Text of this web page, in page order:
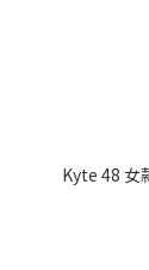
Kyte 48 女